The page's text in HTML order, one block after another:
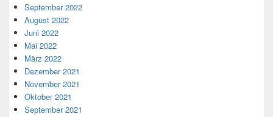
September 2022
August 2022
Juni 2022
Mai 2022
März 2022
Dezember 2021
November 2021
Oktober 2021
September 2021